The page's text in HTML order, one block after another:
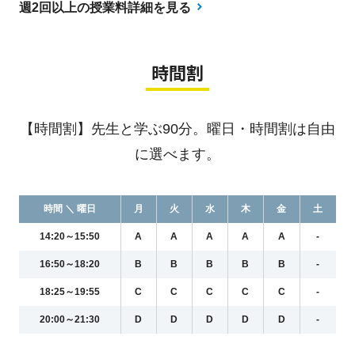
週2回以上の授業料詳細を見る
時間割
【時間割】先生と学ぶ90分。曜日・時間割は自由
に選べます。
時間 ＼ 曜日 月 火 水 木 金 土
14:20～15:50 A A A A A -
16:50～18:20 B B B B B -
18:25～19:55 C C C C C -
20:00～21:30 D D D D D -